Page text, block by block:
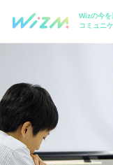
Wizの今を
コミュニ